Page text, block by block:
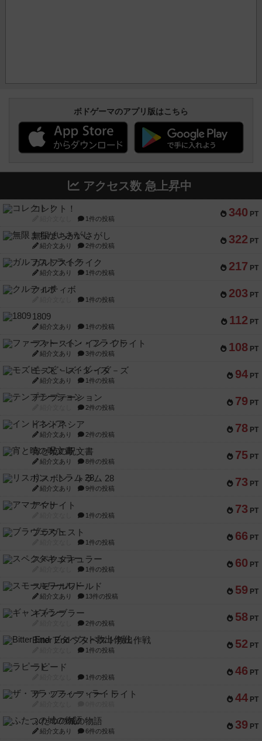
ボドゲーマのアプリ版はこちら
アクセス数 急上昇中
340 PT
コレクト！
1件の投稿
322 PT
無限まちがいさがし
紹介文あり 2件の投稿
217 PT
ガルフストライク
紹介文あり 1件の投稿
203 PT
クルティボ
1件の投稿
112 PT
1809
紹介文あり 1件の投稿
108 PT
ファースト・イン・フライト
紹介文あり 3件の投稿
94 PT
モズビ－ズ・レイダ－ズ
紹介文あり 1件の投稿
79 PT
テンプテーション
2件の投稿
78 PT
インドネシア
紹介文あり 2件の投稿
75 PT
宵と暁の呪文書
紹介文あり 8件の投稿
73 PT
リスボン・トラム 28
紹介文あり 9件の投稿
73 PT
アマナイト
1件の投稿
66 PT
ブラヴェスト
1件の投稿
60 PT
スペクタキュラー
1件の投稿
59 PT
スモールワールド
紹介文あり 13件の投稿
58 PT
ギャンブラー
2件の投稿
52 PT
Bitter End ブタペスト救出作戦
1件の投稿
46 PT
ラピード
1件の投稿
44 PT
ザ・フラッフィー・ライト
39 PT
ふたつの城の物語
紹介文あり 6件の投稿